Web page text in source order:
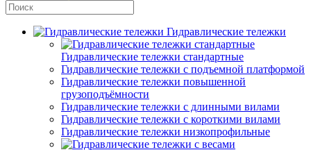
Гидравлические тележки
Гидравлические тележки стандартные
Гидравлические тележки с подъемной платформой
Гидравлические тележки повышенной
грузоподъёмности
Гидравлические тележки с длинными вилами
Гидравлические тележки с короткими вилами
Гидравлические тележки низкопрофильные